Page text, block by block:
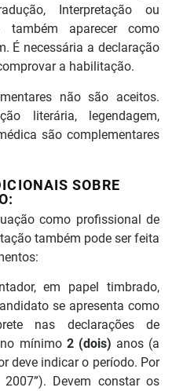
Interpretação ou
também aparecer como
É necessária a declaração
a habilitação.
não são aceitos.
literária, legendagem,
são complementares
SOBRE
como profissional de
também pode ser feita
em papel timbrado,
se apresenta como
nas declarações de
mínimo 2 (dois) anos (a
deve indicar o período. Por
Devem constar os